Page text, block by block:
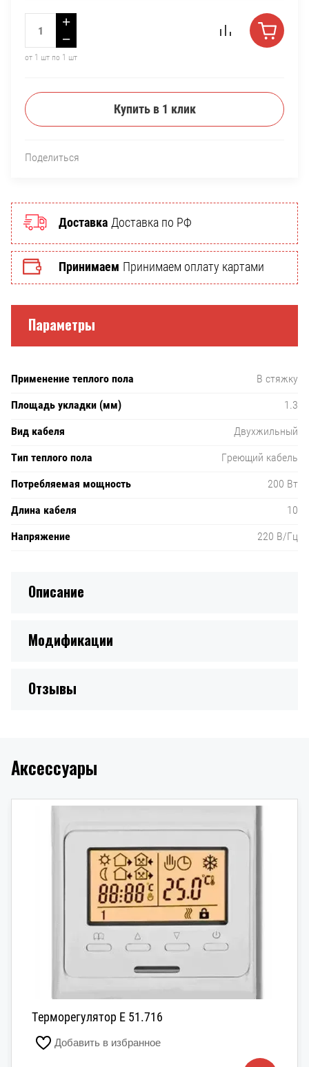
−
+
от 1 шт по 1 шт
Купить в 1 клик
Поделиться
Доставка Доставка по РФ
Принимаем Принимаем оплату картами
Параметры
Применение теплого пола
В стяжку
Площадь укладки (мм)
1.3
Вид кабеля
Двухжильный
Тип теплого пола
Греющий кабель
Потребляемая мощность
200 Вт
Длина кабеля
10
Напряжение
220 В/Гц
Описание
Модификации
Отзывы
Аксессуары
Терморегулятор E 51.716
Добавить в избранное